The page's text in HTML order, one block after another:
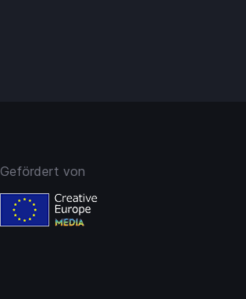
Gefördert von